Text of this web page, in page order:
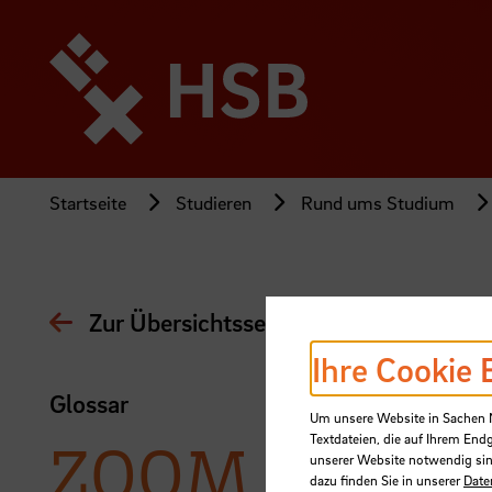
Seiteninhalt
springen
Startseite Studieren Rund ums Studium
Zur Übersichtsseite
Glossar
ZOOM
Ihre Cookie
Um unsere Website in
Textdateien, die auf Ihrem
unserer Website notwendig
dazu finden Sie in unserer